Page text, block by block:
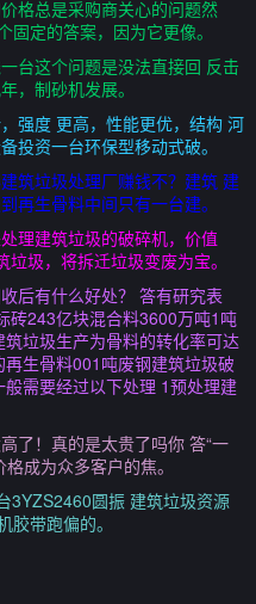
格总是采购商关心的问题然
固定的答案，因为它更像。
台这个问题是没法直接回 反击
，制砂机发展。
强度 更高，性能更优，结构 河
投资一台环保型移动式破。
筑垃圾处理厂赚钱不？建筑 建
再生骨料中间只有一台建。
理建筑垃圾的破碎机，价值
圾，将拆迁垃圾变废为宝。
后有什么好处？ 答有研究表
砖243亿块混合料3600万吨1吨
垃圾生产为骨料的转化率可达
生骨料001吨废钢建筑垃圾破
需要经过以下处理 1预处理建
了！真的是太贵了吗你 答“一
成为众多客户的焦。
3YZS2460圆振 建筑垃圾资源
胶带跑偏的。